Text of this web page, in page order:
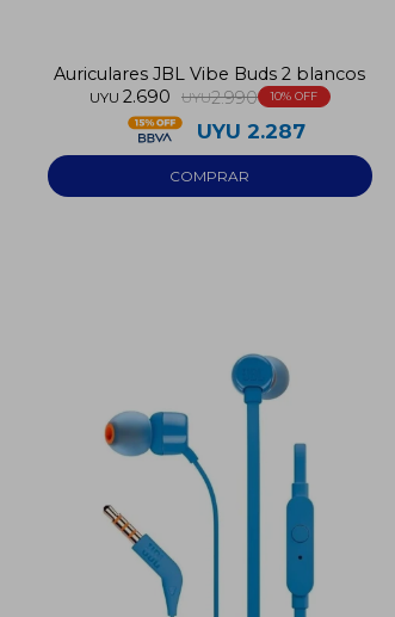
Auriculares JBL Vibe Buds 2 blancos
UYU 2.690 UYU2.990 10
UYU 2.287